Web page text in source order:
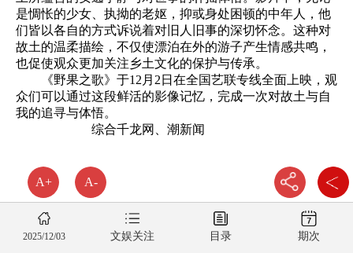
A+ A-
是惆怅的少女、执拗的老妪，抑或身处困顿的中年人，他
们皆以各自的方式诉说着对旧人旧事的深切怀念。这种对
故土的温柔描绘，不仅使漂泊在外的游子产生情感共鸣，
也促使观众更加关注乡土文化的保护与传承。
《野果之歌》于12月2日在全国艺联专线全面上映，观
众们可以通过这段鲜活的影像记忆，完成一次对故土与自
我的追寻与体悟。
综合千龙网、潮新闻
2025/12/03 文娱关注 目录 期次